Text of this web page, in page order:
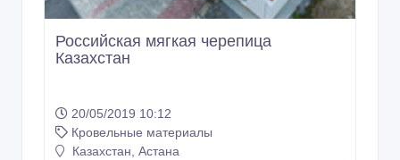
Российская мягкая черепица
Казахстан
20/05/2019 10:12
Кровельные материалы
Казахстан, Астана